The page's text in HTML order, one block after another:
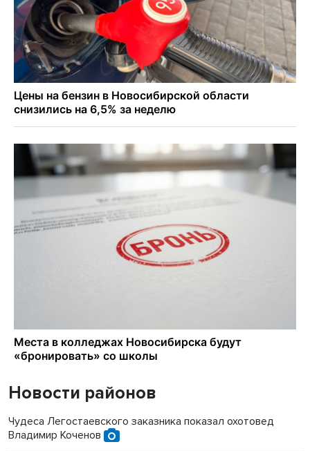
Новости районов
Чудеса Легостаевского заказника показал охотовед
Владимир Коченов